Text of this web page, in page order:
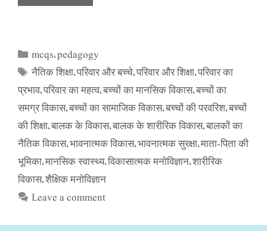
Categories
mcqs,pedagogy
Tags
नैतिक शिक्षा,परिवार और बच्चे,परिवार और शिक्षा,परिवार का
प्रभाव, परिवार का महत्व, बच्चों का मानसिक विकास, बच्चों का
समग्र विकास, बच्चों का सामाजिक विकास, बच्चों की परवरिश, बच्चों
की शिक्षा, बालक के विकास, बालक के शारीरिक विकास, बालकों का
नैतिक विकास, भावनात्मक विकास, भावनात्मक सुरक्षा, माता-पिता की
भूमिका, मानसिक स्वास्थ्य, विकासात्मक मनोविज्ञान, शारीरिक
विकास, शैक्षिक मनोविज्ञान
Leave a comment